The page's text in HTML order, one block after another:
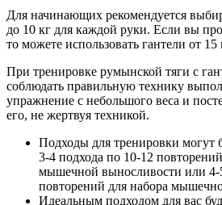
Для начинающих рекомендуется
до 10 кг для каждой руки. Если вы
то можете использовать гантели от 15
При тренировке румынской тяги с
соблюдать правильную технику
упражнение с небольшого веса и
его, не жертвуя техникой.
Подходы для тренировки могут
3-4 подхода по 10-12
мышечной выносливости или 4-
повторений для набора
Идеальным подходом для вас